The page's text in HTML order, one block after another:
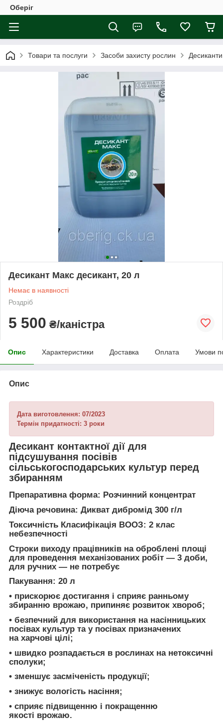
Оберіг
Товари та послуги Засоби захисту рослин Десиканти
Десикант Макс десикант, 20 л
Немає в наявності
Роздріб
5 500 ₴/каністра
Опис Характеристики Доставка Оплата Умови
Опис
Дата виготовлення: 07/2023
Термін придатності: 3 роки
Десикант контактної дії для
підсушування посівів
сільськогосподарських культур перед
збиранням
Препаративна форма: Розчинний концентрат
Дiюча речовина: Дикват дибромід 300 г/л
Токсичнiсть Класифікація ВООЗ: 2 клас
небезпечності
Строки виходу працівників на оброблені площі
для проведення механізованих робіт — 3 доби,
для ручних — не потребує
Пакування: 20 л
• прискорює достигання і сприяє ранньому
збиранню врожаю, припиняє розвиток хвороб;
• безпечний для використання на насінницьких
посівах культур та у посівах призначених
на харчові цілі;
• швидко розпадається в рослинах на нетоксичні
сполуки;
• зменшує засміченість продукції;
• знижує вологість насіння;
• сприяє підвищенню і покращенню
якості врожаю.